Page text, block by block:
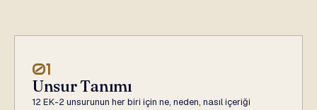
01
Unsur Tanımı
12 EK-2 unsurunun her biri için ne, neden, nasıl içeriği